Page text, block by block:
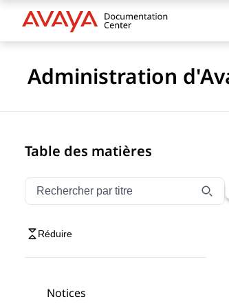
Administration
Table des matières
Filtrer la navigation par titre
Saisissez pour filtrer les éléments
Réduire
Notices